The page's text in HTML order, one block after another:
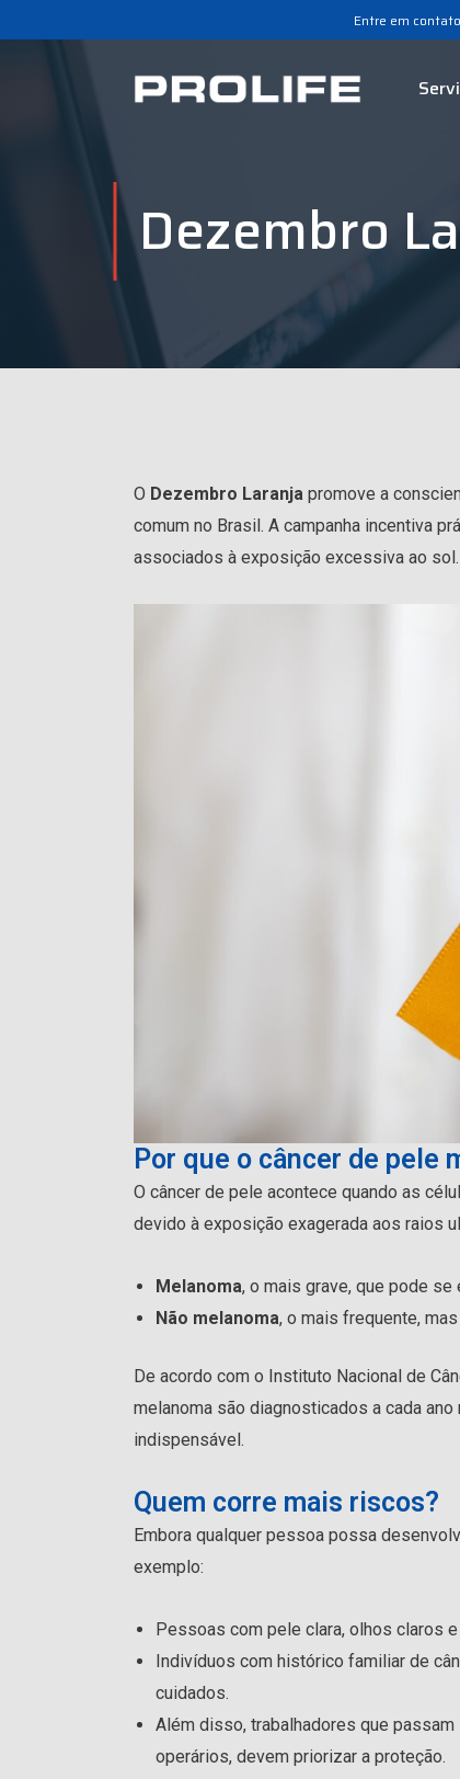
Entre em contato
Dezembro
O Dezembro Laranja promove a
comum no Brasil. A campanha incentiva
associados à exposição excessiva ao sol.
Por que o câncer de pele
O câncer de pele acontece quando as
devido à exposição exagerada aos raios
Melanoma, o mais grave, que pode
Não melanoma, o mais frequente,
De acordo com o Instituto Nacional de
melanoma são diagnosticados a cada
indispensável.
Quem corre mais riscos?
Embora qualquer pessoa possa
exemplo:
Pessoas com pele clara, olhos claros
Indivíduos com histórico familiar de
cuidados.
Além disso, trabalhadores que
operários, devem priorizar a proteção.